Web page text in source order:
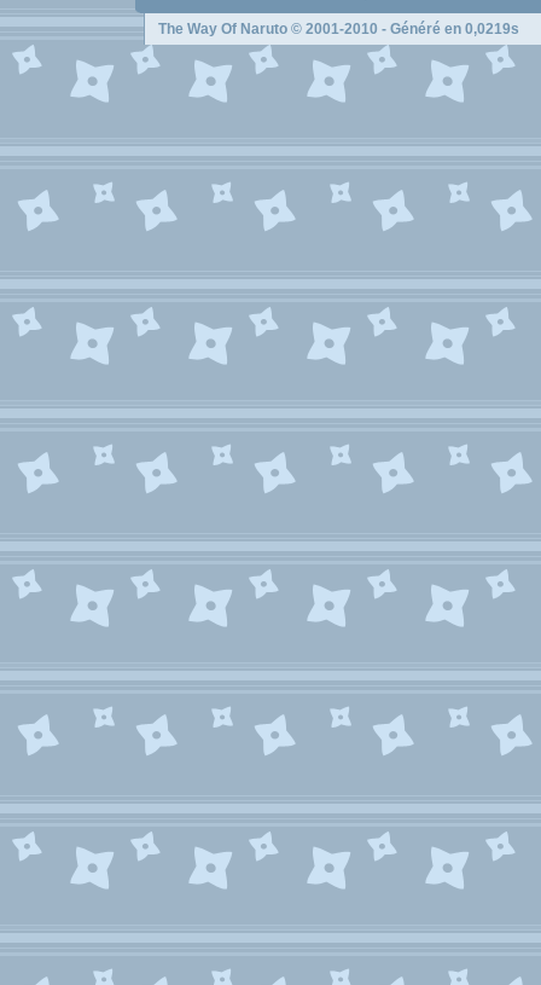
The Way Of Naruto © 2001-2010 - Généré en 0,0219s